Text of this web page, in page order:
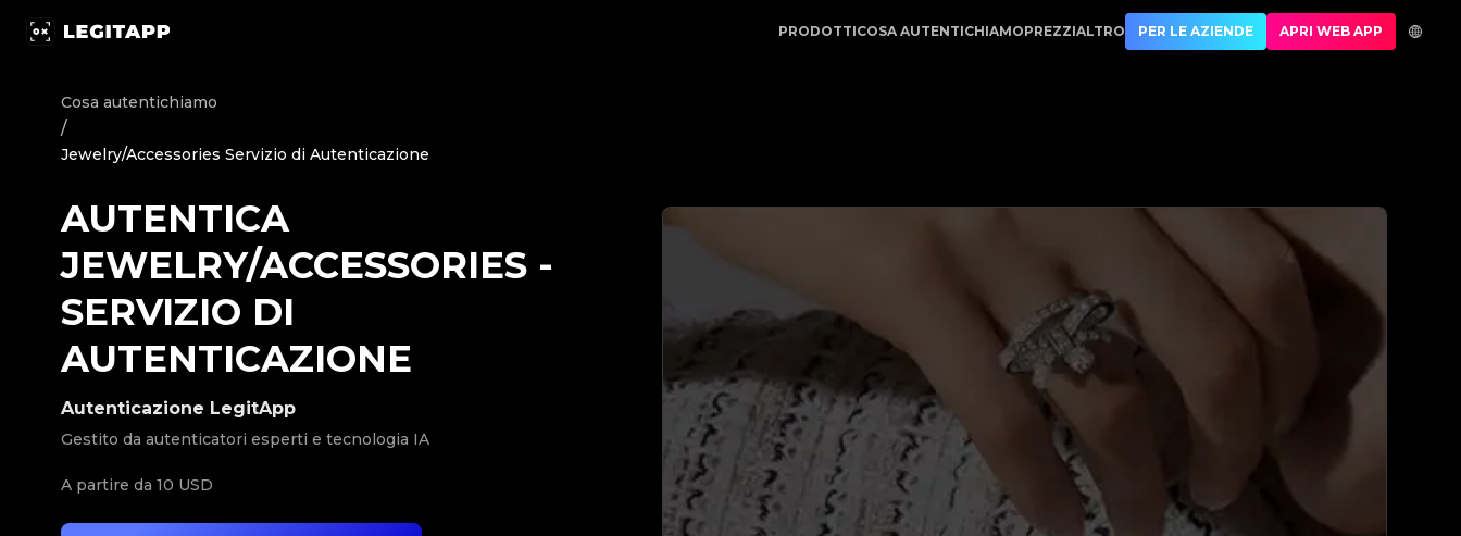
Autentica Jewelry/Accessories - Servizio di Autenticazione | LegitApp | Il tuo partner di fiducia nell'autenticazione di lusso | No.1 Best Authentication
PRODOTTICOSA AUTENTICHIAMOPREZZIALTRO PER LE AZIENDE APRI WEB APP
Cosa autentichiamo
/
Jewelry/Accessories Servizio di Autenticazione
Autenticazione LegitApp
Gestito da autenticatori esperti e tecnologia IA
A partire da 10 USD
AUTENTICA
JEWELRY/ACCESSORIES -
SERVIZIO DI
AUTENTICAZIONE